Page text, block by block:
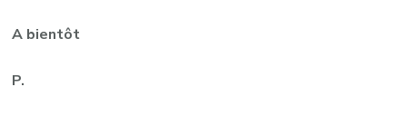
A bientôt
P.